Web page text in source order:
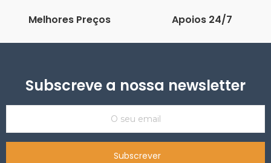
Melhores Preços Apoios 24/7
Subscreve a nossa newsletter
Subscrever